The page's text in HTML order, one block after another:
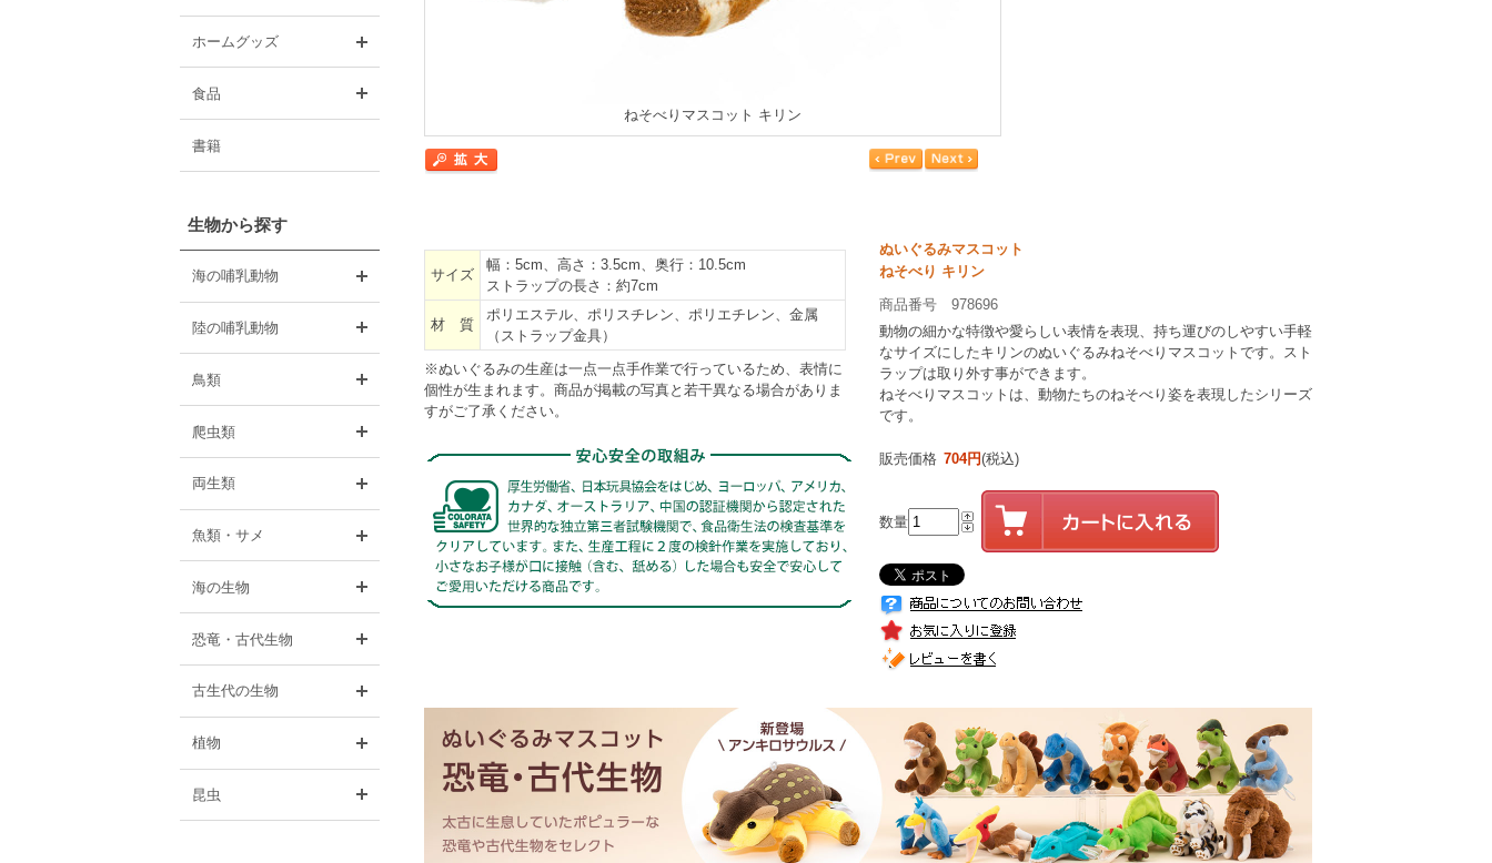
ホームグッズ
食品
書籍
生物から探す
海の哺乳動物
陸の哺乳動物
鳥類
爬虫類
両生類
魚類・サメ
海の生物
恐竜・古代生物
古生代の生物
植物
昆虫
ねそべりマスコット キリン
サイズ
幅：5cm、高さ：3.5cm、奥行：10.5cm
ストラップの長さ：約7cm
材 質
ポリエステル、ポリスチレン、ポリエチレン、金属
（ストラップ金具）
※ぬいぐるみの生産は一点一点手作業で行っているため、表情に
個性が生まれます。商品が掲載の写真と若干異なる場合がありま
すがご了承ください。
ぬいぐるみマスコット
ねそべり キリン
商品番号 978696
動物の細かな特徴や愛らしい表情を表現、持ち運びのしやすい手軽
なサイズにしたキリンのぬいぐるみねそべりマスコットです。スト
ラップは取り外す事ができます。
ねそべりマスコットは、動物たちのねそべり姿を表現したシリーズ
です。
販売価格 704円(税込)
数量